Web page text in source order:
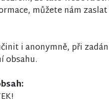
můžete nám
i anonymně, při
obsahu.